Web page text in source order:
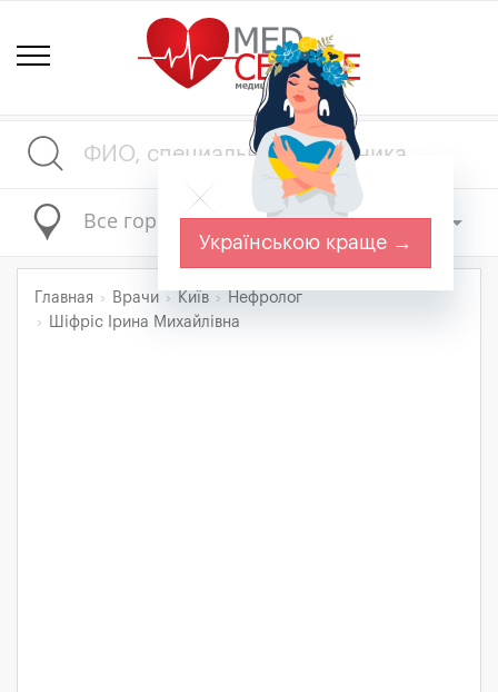
Все города
Главная Врачи Київ
Нефролог
Шіфріс Ірина Михайлівна
Українською краще →